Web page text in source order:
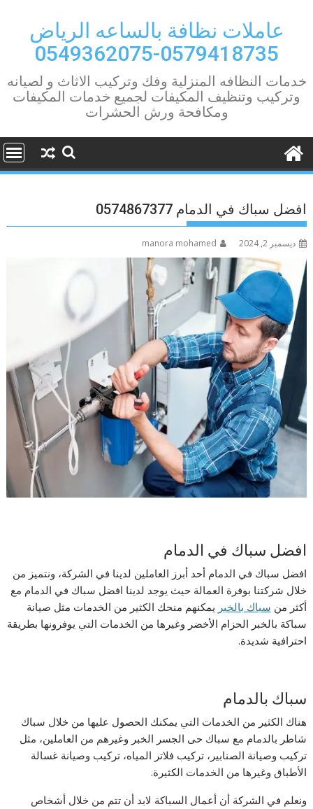
contentعاملات نظافة بالساعه الرياض
0579418735-0549362075
خدمات النظافه المنزلية وفك وتركيب الاثاث و لصيانه
وتركيب وتنظيف المكيفات لجميع خدمات المكيفات
ومكافحة ورش الحشرات
افضل سباك في الدمام 0574867377
ديسمبر 2, 2024 manora mohamed
افضل سباك في الدمام
افضل سباك في الدمام أحد أبرز العاملين لدينا في الشركة، ونتميز من
خلال شركتنا بوفرة العمالة حيث يوجد لدينا افضل سباك في الدمام مع
أكثر من سباك بالخبر يمكنهم منحك الكثير من الخدمات مثل صيانة
سباكة بالخبر الحزام الأخضر وغيرها من الخدمات التي يوفرونها بطريقة
احترافية شديدة.
سباك بالدمام
هناك الكثير من الخدمات التي يمكنك الحصول عليها من خلال سباك
شاطر بالدمام مع سباك حى الجسر الخبر وغيرهم من العاملين، مثل
تركيب وصيانة الصنابير، تركيب فلاتر المياه، تركيب وصيانة غسالة
الأطباق وغيرها من الخدمات الكثيرة.
ونعلم في الشركة أن أعمال السباكة لابد أن تتم من خلال أشخاص